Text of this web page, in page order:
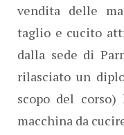
vendita delle
taglio e cucito
dalla sede di
rilasciato un
scopo del corso)
macchina da